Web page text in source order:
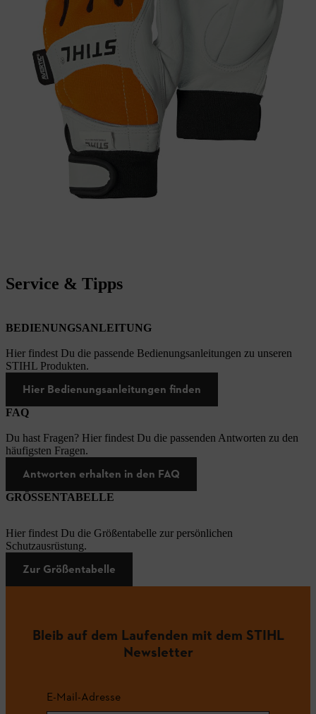
Service & Tipps
BEDIENUNGSANLEITUNG
Hier findest Du die passende Bedienungsanleitungen zu unseren
STIHL Produkten.
Hier Bedienungsanleitungen finden
FAQ
Du hast Fragen? Hier findest Du die passenden Antworten zu den
häufigsten Fragen.
Antworten erhalten in den FAQ
GRÖSSENTABELLE
Hier findest Du die Größentabelle zur persönlichen
Schutzausrüstung.
Zur Größentabelle
Bleib auf dem Laufenden mit dem STIHL
Newsletter
E-Mail-Adresse